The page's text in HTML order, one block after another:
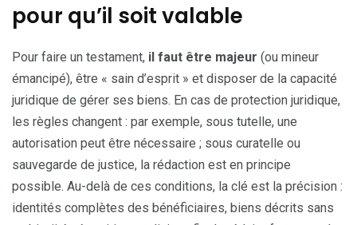
pour qu’il soit valable
Pour faire un testament, il faut être majeur (ou mineur
émancipé), être « sain d’esprit » et disposer de la capacité
juridique de gérer ses biens. En cas de protection juridique,
les règles changent : par exemple, sous tutelle, une
autorisation peut être nécessaire ; sous curatelle ou
sauvegarde de justice, la rédaction est en principe
possible. Au-delà de ces conditions, la clé est la précision :
identités complètes des bénéficiaires, biens décrits sans